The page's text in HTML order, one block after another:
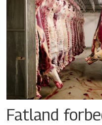
Fatland